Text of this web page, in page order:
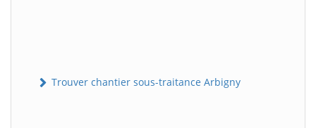
Trouver chantier sous-traitance Arbigny